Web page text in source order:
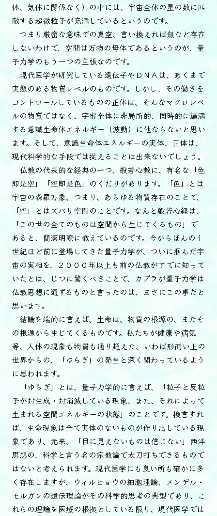
体、気体に関係なく）の中には、宇宙全体の星の数に匹
敵する超微粒子が充満しているというのです。
つまり厳密な意味での真空、言い換えれば無など存在
しないわけで、空間は万物の母体であるというのが、量
子力学のもう一つの主張なのです。
現代医学が研究している遺伝子やＤＮＡは、あくまで
実態のある物質レベルのものです。しかし、その働きを
コントロールしているものの正体は、そんなマクロレベ
ルの物質ではなく、宇宙全体に非局所的、同時的に遍満
する意識生命体エネルギー（波動）に他ならないと思い
ます。そして、意識生命体エネルギーの実体、正体は、
現代科学的な手段では捉えることは出来ないでしょう。
仏教の代表的な経典の一つ、般若心教に、有名な「色
即是空」「空即是色」のくだりがあります。「色」とは
宇宙の森羅万象、つまり、あらゆる物質存在のことで、
「空」とはズバリ空間のことです。なんと般若心経は、
「この世の全てのものは空間から生じてくるもの」で
あると、簡潔明瞭に教えているのです。今からほんの１
世紀ほど前に登場してきた量子力学が、ついに掴んだ宇
宙の実相を、２０００年以上も前の仏教がすでに知って
いたとは、じつに驚くべきことで、カプラが量子力学は
仏教思想に通ずるものと言ったのは、まさにこの事だと
思います。
結論を端的に言えば、生命は、物質の根源の、またそ
の根源から生じてくるものです。私たちが健康や病気
等、人体の現象も物質も通り超えた、いわば形而い上の
世界からの、「ゆらぎ」の発生と深く関わっているよう
に思われます。
「ゆらぎ」とは、量子力学的に言えば、「粒子と反粒
子が対生成・対消滅している現象、また、それによって
生まれる空間エネルギーの状態」のことです。換言すれ
ば、生命現象は全て実体のないものが作り出している現
象であり、元来、「目に見えないものは信じない」西洋
思想の、科学と言う名の宗教論で太刀打ちできるもので
はないと考えられます。現代医学にも良い所も確かに多
く存在しますが、ウィルヒョウの細胞理論、メンデル・
モルガンの遺伝理論がその科学的思考の典型であり、こ
れらの理論を医療の根拠としている限り、現代医学では